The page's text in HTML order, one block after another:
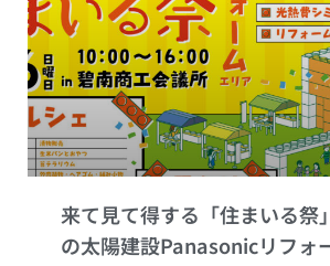
来て見て得する「住まいる祭」